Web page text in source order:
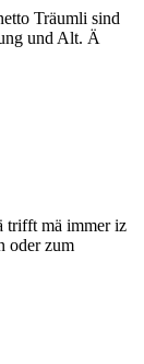
Träumli sind
und Alt. Ä
trifft mä immer iz
oder zum